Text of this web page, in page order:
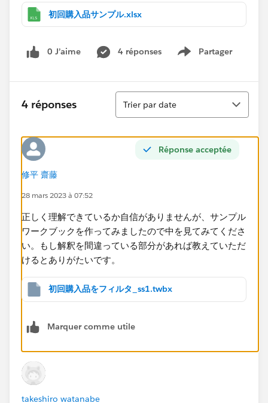
そのような方法は可能でしょうか。何卒宜しくお願いし
ます。​
初回購入品サンプル.xlsx
0 J’aime 4 réponses Partager
Show menu
4 réponses
Tri
Trier par date
Réponse acceptée
修平 齋藤
28 mars 2023 à 07:52
正しく理解できているか自信がありませんが、サンプル
ワークブックを作ってみましたので中を見てみてくださ
い。もし解釈を間違っている部分があれば教えていただ
けるとありがたいです。​
初回購入品をフィルタ_ss1.twbx
Marquer comme utile
takeshiro watanabe